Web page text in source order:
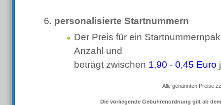
personalisierte Startnummern
Der Preis für ein
Anzahl und
beträgt zwischen 1,90 - 0,45 Euro
Alle genannten Preise
Die vorliegende Gebührenordnung gilt ab